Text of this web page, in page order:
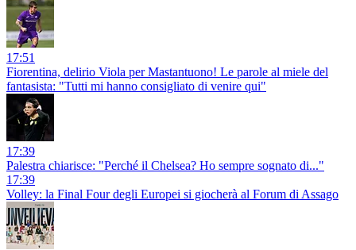
17:51
Fiorentina, delirio Viola per Mastantuono! Le parole al miele del
fantasista: "Tutti mi hanno consigliato di venire qui"
17:39
Palestra chiarisce: "Perché il Chelsea? Ho sempre sognato di..."
17:39
Volley: la Final Four degli Europei si giocherà al Forum di Assago